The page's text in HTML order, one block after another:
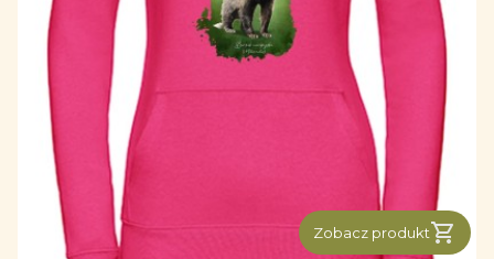
Zobacz produkt